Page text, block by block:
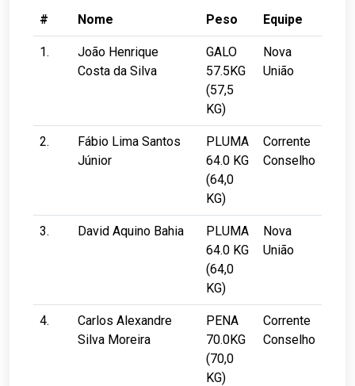
# Nome Peso Equipe
1.
João Henrique
Costa da Silva
GALO
57.5KG
(57,5
KG)
Nova
União
2.
Fábio Lima Santos
Júnior
PLUMA
64.0 KG
(64,0
KG)
Corrente
Conselho
3. David Aquino Bahia
PLUMA
64.0 KG
(64,0
KG)
Nova
União
4.
Carlos Alexandre
Silva Moreira
PENA
70.0KG
(70,0
KG)
Corrente
Conselho